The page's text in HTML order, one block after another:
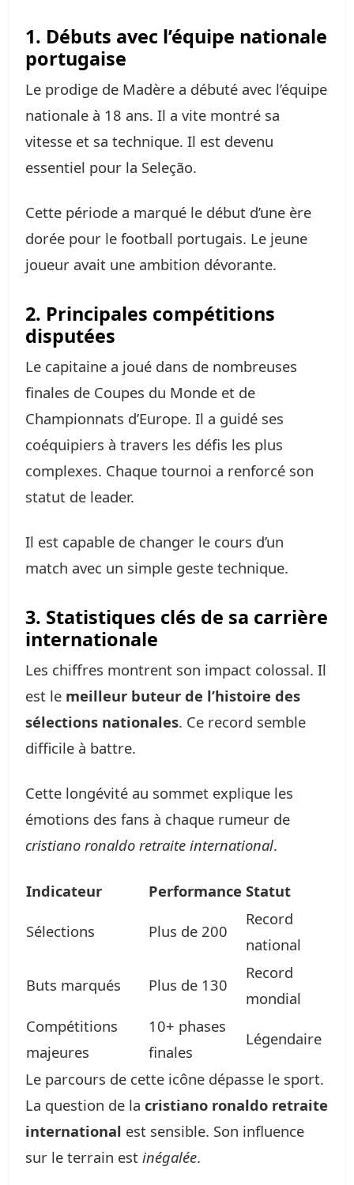
1. Débuts avec l’équipe nationale
portugaise
Le prodige de Madère a débuté avec l’équipe
nationale à 18 ans. Il a vite montré sa
vitesse et sa technique. Il est devenu
essentiel pour la Seleção.
Cette période a marqué le début d’une ère
dorée pour le football portugais. Le jeune
joueur avait une ambition dévorante.
2. Principales compétitions
disputées
Le capitaine a joué dans de nombreuses
finales de Coupes du Monde et de
Championnats d’Europe. Il a guidé ses
coéquipiers à travers les défis les plus
complexes. Chaque tournoi a renforcé son
statut de leader.
Il est capable de changer le cours d’un
match avec un simple geste technique.
3. Statistiques clés de sa carrière
internationale
Les chiffres montrent son impact colossal. Il
est le meilleur buteur de l’histoire des
sélections nationales. Ce record semble
difficile à battre.
Cette longévité au sommet explique les
émotions des fans à chaque rumeur de
cristiano ronaldo retraite international.
Indicateur Performance Statut
Sélections Plus de 200
Record
national
Buts marqués Plus de 130
Record
mondial
Compétitions
majeures
10+ phases
finales
Légendaire
Le parcours de cette icône dépasse le sport.
La question de la cristiano ronaldo retraite
international est sensible. Son influence
sur le terrain est inégalée.